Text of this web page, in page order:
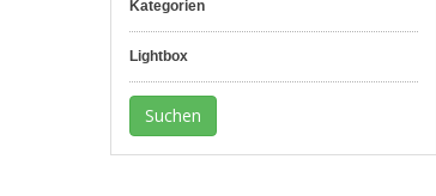
Kategorien
Lightbox